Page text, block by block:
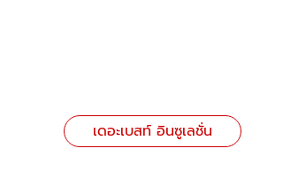
เดอะเบสท์ อินซูเลชั่น